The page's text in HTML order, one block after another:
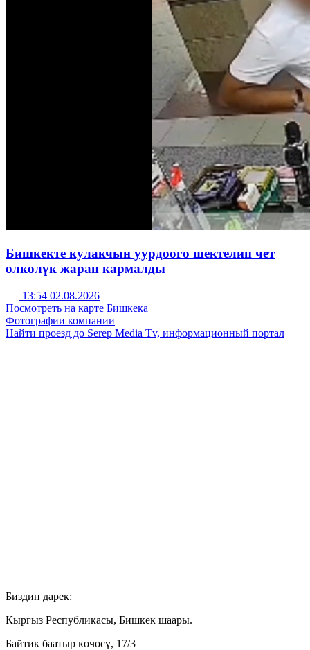
Бишкекте кулакчын уурдоого шектелип чет
өлкөлүк жаран кармалды
13:54 02.08.2026
Посмотреть на карте Бишкека
Фотографии компании
Найти проезд до Serep Media Tv, информационный портал
Биздин дарек:
Кыргыз Республикасы, Бишкек шаары.
Байтик баатыр көчөсү, 17/3